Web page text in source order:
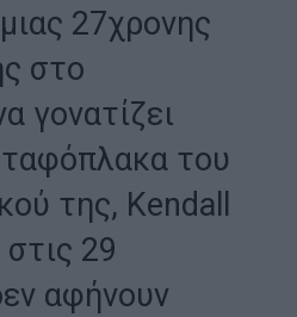
27χρονης
στο
γονατίζει
του
της, Kendall
29
αφήνουν